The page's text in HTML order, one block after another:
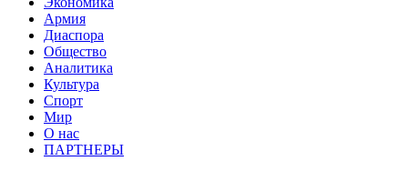
Армия
Диаспора
Общество
Аналитика
Культура
Спорт
Мир
О нас
ПАРТНЕРЫ